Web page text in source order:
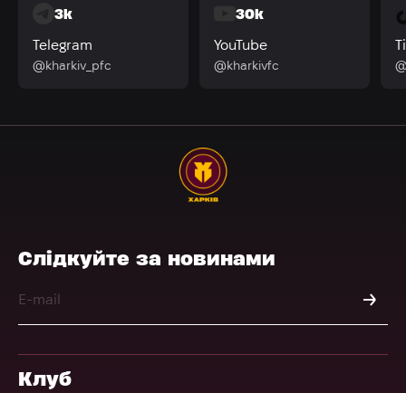
3k
Telegram
@kharkiv_pfc
30k
YouTube
@kharkivfc
Слідкуйте за новинами
Клуб